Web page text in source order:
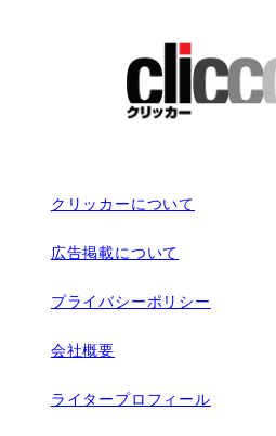
クリッカーについて
広告掲載について
プライバシーポリシー
会社概要
ライタープロフィール